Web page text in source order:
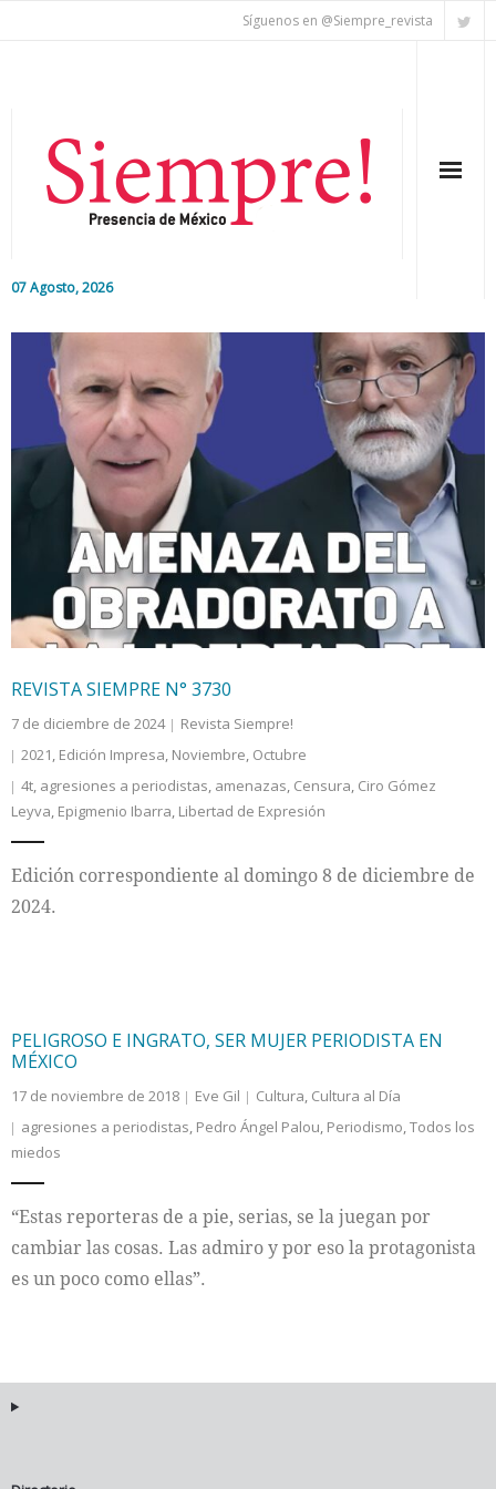
Síguenos en @Siempre_revista
07 Agosto, 2026
Editorial
Nacional
Colaboradores
Internacional
Cultura
REVISTA SIEMPRE N° 3730
7 de diciembre de 2024
Revista Siempre!
2021, Edición Impresa, Noviembre, Octubre
4t, agresiones a periodistas, amenazas, Censura, Ciro Gómez
Leyva, Epigmenio Ibarra, Libertad de Expresión
Edición correspondiente al domingo 8 de diciembre de
2024.
PELIGROSO E INGRATO, SER MUJER PERIODISTA EN
MÉXICO
17 de noviembre de 2018 Eve Gil Cultura, Cultura al Día
agresiones a periodistas, Pedro Ángel Palou, Periodismo,Todos los
miedos
“Estas reporteras de a pie, serias, se la juegan por
cambiar las cosas. Las admiro y por eso la protagonista
es un poco como ellas”.